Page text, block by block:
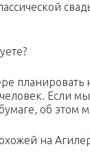
планировать
Если
об этом
на